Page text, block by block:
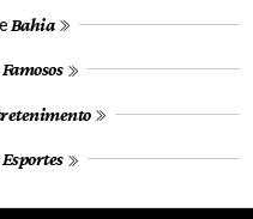
Bahia
Famosos
Esportes